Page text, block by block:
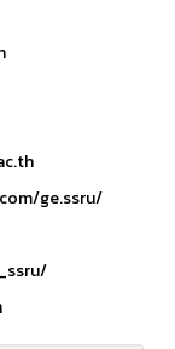
ge.ssru/